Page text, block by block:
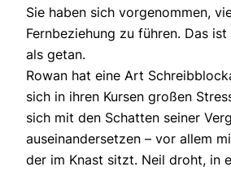
Sie haben sich vorgenommen,
Fernbeziehung zu führen. Das
als getan.
Rowan hat eine Art
sich in ihren Kursen großen
sich mit den Schatten seiner
auseinandersetzen – vor allem
der im Knast sitzt. Neil droht, in